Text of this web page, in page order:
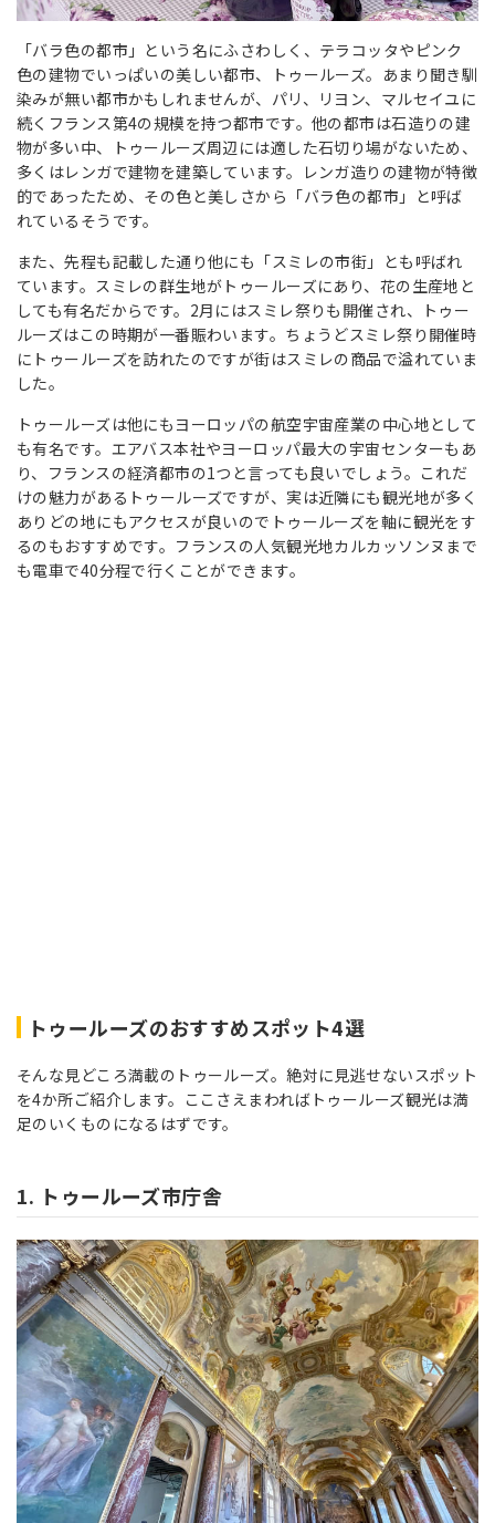
「バラ色の都市」という名にふさわしく、テラコッタやピンク
色の建物でいっぱいの美しい都市、トゥールーズ。あまり聞き馴
染みが無い都市かもしれませんが、パリ、リヨン、マルセイユに
続くフランス第4の規模を持つ都市です。他の都市は石造りの建
物が多い中、トゥールーズ周辺には適した石切り場がないため、
多くはレンガで建物を建築しています。レンガ造りの建物が特徴
的であったため、その色と美しさから「バラ色の都市」と呼ば
れているそうです。
また、先程も記載した通り他にも「スミレの市街」とも呼ばれ
ています。スミレの群生地がトゥールーズにあり、花の生産地と
しても有名だからです。2月にはスミレ祭りも開催され、トゥー
ルーズはこの時期が一番賑わいます。ちょうどスミレ祭り開催時
にトゥールーズを訪れたのですが街はスミレの商品で溢れていま
した。
トゥールーズは他にもヨーロッパの航空宇宙産業の中心地として
も有名です。エアバス本社やヨーロッパ最大の宇宙センターもあ
り、フランスの経済都市の1つと言っても良いでしょう。これだ
けの魅力があるトゥールーズですが、実は近隣にも観光地が多く
ありどの地にもアクセスが良いのでトゥールーズを軸に観光をす
るのもおすすめです。フランスの人気観光地カルカッソンヌまで
も電車で40分程で行くことができます。
トゥールーズのおすすめスポット4選
そんな見どころ満載のトゥールーズ。絶対に見逃せないスポット
を4か所ご紹介します。ここさえまわればトゥールーズ観光は満
足のいくものになるはずです。
1. トゥールーズ市庁舎